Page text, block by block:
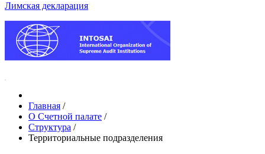
Лимская декларация
Главная /
О Счетной палате /
Структура /
Территориальные подразделения